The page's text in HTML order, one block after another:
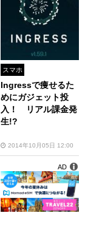
スマホ
Ingressで痩せるた
めにガジェット投
入！ リアル課金発
生!?
2014年10月05日 12:00
AD